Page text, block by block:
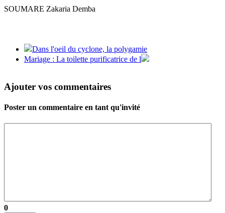
SOUMARE Zakaria Demba
Dans l'oeil du cyclone, la polygamie
Mariage : La toilette purificatrice de l
Ajouter vos commentaires
Poster un commentaire en tant qu'invité
0